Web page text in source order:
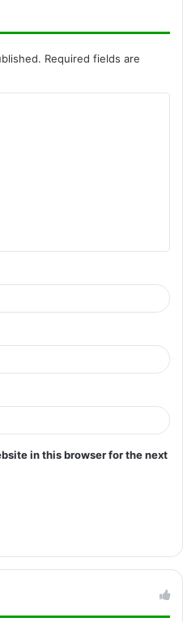
Required fields are
in this browser for the next